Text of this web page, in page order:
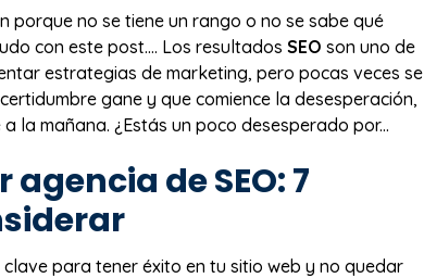
porque no se tiene un rango o no se sabe qué
con este post.… Los resultados SEO son uno de
estrategias de marketing, pero pocas veces se
gane y que comience la desesperación,
la mañana. ¿Estás un poco desesperado por...
agencia deSEO: 7
clave para tener éxito en tu sitio web y no quedar